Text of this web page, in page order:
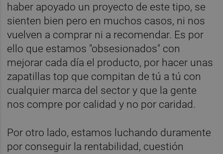
haber apoyado un proyecto de este tipo, se
sienten bien pero en muchos casos, ni nos
vuelven a comprar ni a recomendar. Es por
ello que estamos "obsesionados" con
mejorar cada día el producto, por hacer unas
zapatillas top que compitan de tú a tú con
cualquier marca del sector y que la gente
nos compre por calidad y no por caridad.
Por otro lado, estamos luchando duramente
por conseguir la rentabilidad, cuestión